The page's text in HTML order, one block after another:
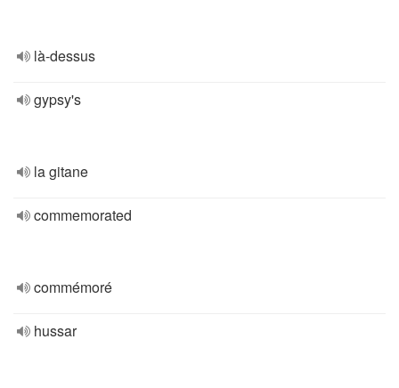
là-dessus
gypsy's
la gitane
commemorated
commémoré
hussar